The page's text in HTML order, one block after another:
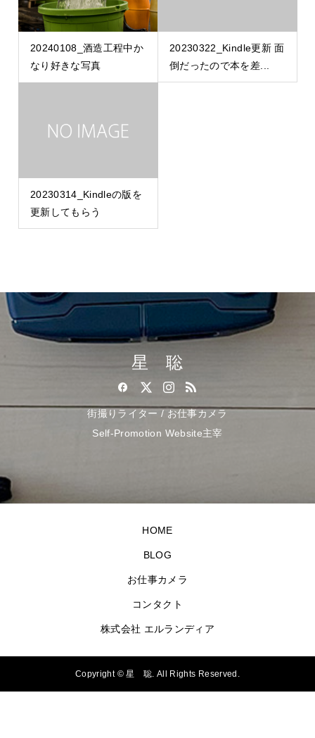
20240108_酒造工程中か
なり好きな写真
20230322_Kindle更新 面
倒だったので本を差...
20230314_Kindleの版を
更新してもらう
星 聡
街撮りライター / お仕事カメラ
Self-Promotion Website主宰
HOME
BLOG
お仕事カメラ
コンタクト
株式会社 エルランディア
Copyright ©星 聡. All Rights Reserved.